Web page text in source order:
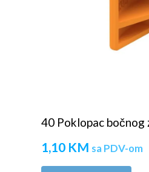
40 Poklopac
1,10 KM sa PDV-om